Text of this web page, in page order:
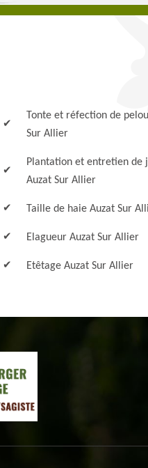
Tonte et réfection de
Sur Allier
Plantation et entretien de
Auzat Sur Allier
Taille de haie Auzat Sur
Elagueur Auzat Sur Allier
Etêtage Auzat Sur Allier